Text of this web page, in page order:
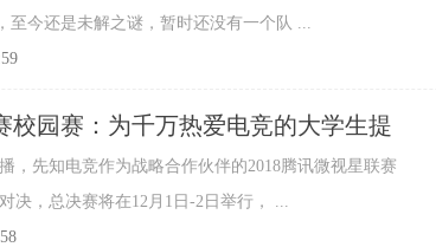
今还是未解之谜，暂时还没有一个队 ...
校园赛：为千万热爱电竞的大学生提
，先知电竞作为战略合作伙伴的2018腾讯微视星联赛
决，总决赛将在12月1日-2日举行， ...